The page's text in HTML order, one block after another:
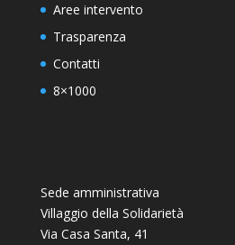
Aree intervento
Trasparenza
Contatti
8×1000
Sede amministrativa
Villaggio della Solidarietà
Via Casa Santa, 41